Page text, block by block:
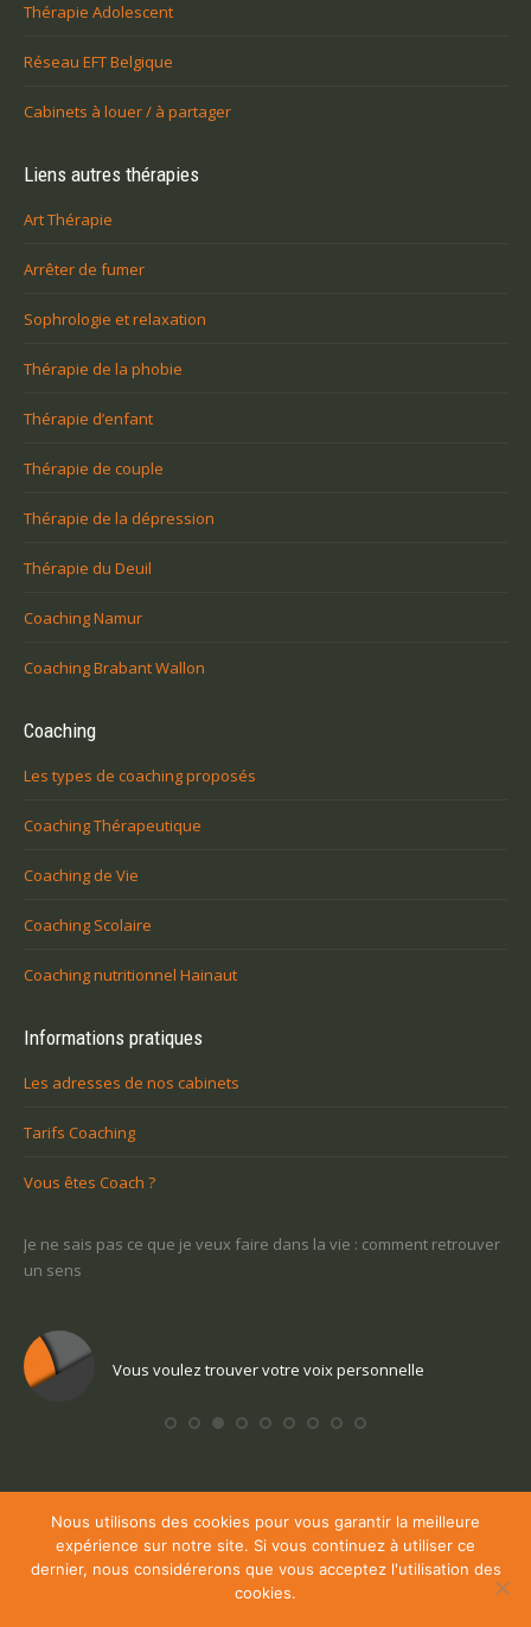
Thérapie Adolescent
Réseau EFT Belgique
Cabinets à louer / à partager
Liens autres thérapies
Art Thérapie
Arrêter de fumer
Sophrologie et relaxation
Thérapie de la phobie
Thérapie d’enfant
Thérapie de couple
Thérapie de la dépression
Thérapie du Deuil
Coaching Namur
Coaching Brabant Wallon
Coaching
Les types de coaching proposés
Coaching Thérapeutique
Coaching de Vie
Coaching Scolaire
Coaching nutritionnel Hainaut
Informations pratiques
Les adresses de nos cabinets
Tarifs Coaching
Vous êtes Coach ?
Je ne sais pas ce que je veux faire dans la vie : comment retrouver
un sens
Vous voulez trouver votre voix personnelle
Copyright ©, 2026 Coaching Hainaut - Mons, Tournai, Charleroi et les
environs, tous droits réservés.
Privium – Des services qui soutiennent vos soins. Pour
Nous utilisons des cookies pour vous garantir la meilleure
expérience sur notre site. Si vous continuez à utiliser ce
dernier, nous considérerons que vous acceptez l'utilisation des
cookies.